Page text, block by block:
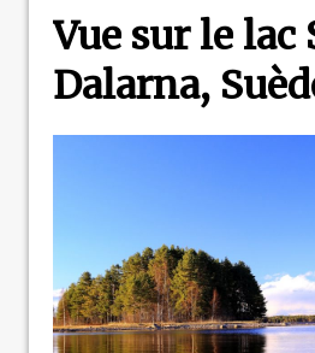
Test : pistolet de massage
Massforce
La récupération, un
Vue sur le lac
Dalarna,